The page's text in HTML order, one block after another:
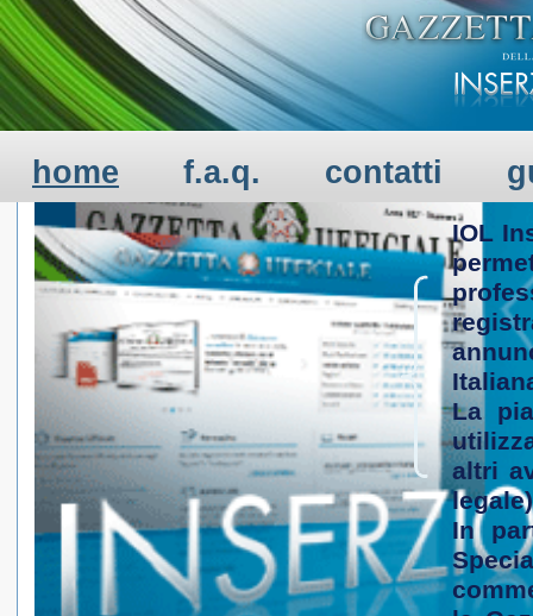
home f.a.q. contatti
BENVENUTI
IOL
La
altri
In